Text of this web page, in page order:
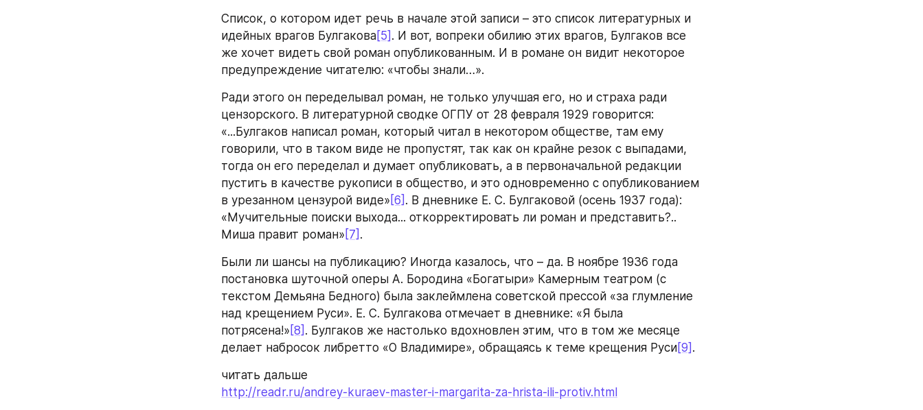
Список, о котором идет речь в начале этой записи – это список литературных и
идейных врагов Булгакова[5] . И вот, вопреки обилию этих врагов, Булгаков все
же хочет видеть свой роман опубликованным. И в романе он видит некоторое
предупреждение читателю: «чтобы знали…».
Ради этого он переделывал роман, не только улучшая его, но и страха ради
цензорского. В литературной сводке ОГПУ от 28 февраля 1929 говорится:
«...Булгаков написал роман, который читал в некотором обществе, там ему
говорили, что в таком виде не пропустят, так как он крайне резок с выпадами,
тогда он его переделал и думает опубликовать, а в первоначальной редакции
пустить в качестве рукописи в общество, и это одновременно с опубликованием
в урезанном цензурой виде» [6] . В дневнике Е. С. Булгаковой (осень 1937 года):
«Мучительные поиски выхода... откорректировать ли роман и представить?..
Миша правит роман» [7] .
Были ли шансы на публикацию? Иногда казалось, что – да. В ноябре 1936 года
постановка шуточной оперы А. Бородина «Богатыри» Камерным театром (с
текстом Демьяна Бедного) была заклеймлена советской прессой «за глумление
над крещением Руси». Е. С. Булгакова отмечает в дневнике: «Я была
потрясена!» [8] . Булгаков же настолько вдохновлен этим, что в том же месяце
делает набросок либретто «О Владимире», обращаясь к теме крещения Руси[9] .
читать дальше
http://readr.ru/andrey-kuraev-master-i-margarita-za-hrista-ili-protiv.html